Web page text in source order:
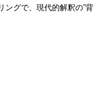
ングで、現代的解釈の”背